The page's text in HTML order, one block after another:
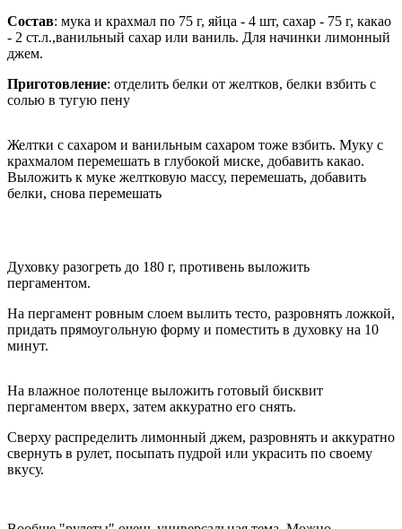
Состав: мука и крахмал по 75 г, яйца - 4 шт, сахар - 75 г, какао
- 2 ст.л.,ванильный сахар или ваниль. Для начинки лимонный
джем.
Приготовление: отделить белки от желтков, белки взбить с
солью в тугую пену
Желтки с сахаром и ванильным сахаром тоже взбить. Муку с
крахмалом перемешать в глубокой миске, добавить какао.
Выложить к муке желтковую массу, перемешать, добавить
белки, снова перемешать
Духовку разогреть до 180 г, противень выложить
пергаментом.
На пергамент ровным слоем вылить тесто, разровнять ложкой,
придать прямоугольную форму и поместить в духовку на 10
минут.
На влажное полотенце выложить готовый бисквит
пергаментом вверх, затем аккуратно его снять.
Сверху распределить лимонный джем, разровнять и аккуратно
свернуть в рулет, посыпать пудрой или украсить по своему
вкусу.